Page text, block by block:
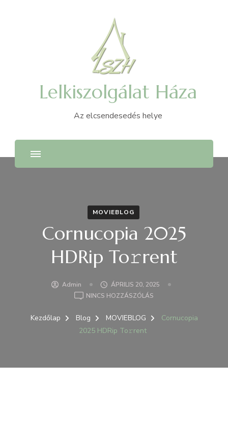
Lelkiszolgálat Háza
Az elcsendesedés helye
MOVIEBLOG
Cornucopia 2025
HDRip To𝚛rent
Admin
ÁPRILIS 20, 2025
NINCS HOZZÁSZÓLÁS
2025
Kezdőlap Blog MOVIEBLOG
Cornucopia
2025 HDRip To𝚛rent